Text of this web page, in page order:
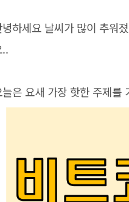
녕하세요 날씨가 많이 추워
..
늘은 요새 가장 핫한 주제